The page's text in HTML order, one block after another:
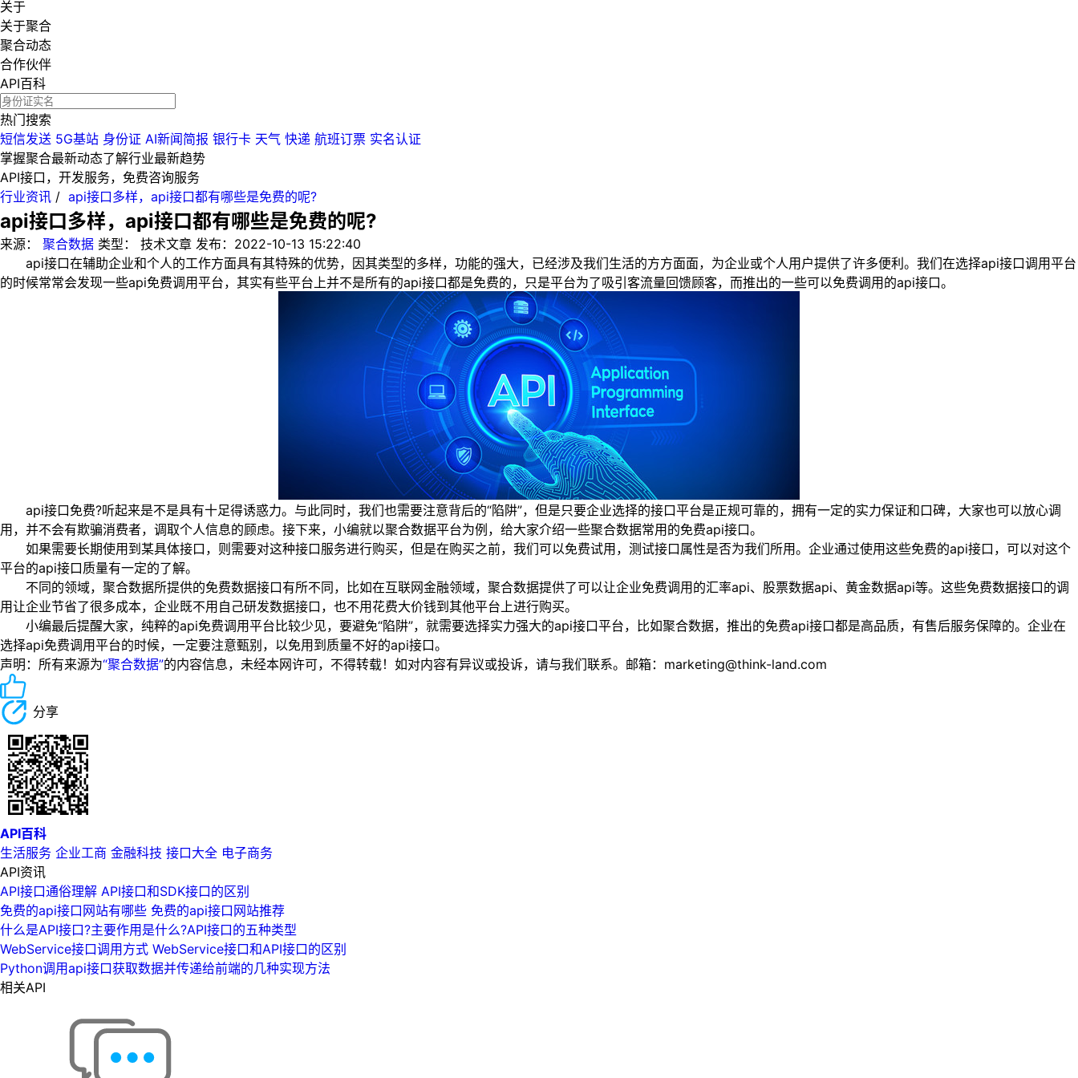
关于
关于聚合
聚合动态
合作伙伴
API百科
热门搜索
短信发送 5G基站 身份证 AI新闻简报 银行卡 天气 快递 航班订票 实名认证
掌握聚合最新动态了解行业最新趋势
API接口，开发服务，免费咨询服务
行业资讯 / api接口多样，api接口都有哪些是免费的呢?
api接口多样，api接口都有哪些是免费的呢?
来源： 聚合数据 类型： 技术文章 发布： 2022-10-13 15:22:40
api接口在辅助企业和个人的工作方面具有其特殊的优势，因其类型的多样，功能的强大，已经涉及我们生活的方方面面，为企业或个人用户提供了许多便利。我们在选择api接口调用平台
的时候常常会发现一些api免费调用平台，其实有些平台上并不是所有的api接口都是免费的，只是平台为了吸引客流量回馈顾客，而推出的一些可以免费调用的api接口。
api接口免费?听起来是不是具有十足得诱惑力。与此同时，我们也需要注意背后的“陷阱”，但是只要企业选择的接口平台是正规可靠的，拥有一定的实力保证和口碑，大家也可以放心调
用，并不会有欺骗消费者，调取个人信息的顾虑。接下来，小编就以聚合数据平台为例，给大家介绍一些聚合数据常用的免费api接口。
如果需要长期使用到某具体接口，则需要对这种接口服务进行购买，但是在购买之前，我们可以免费试用，测试接口属性是否为我们所用。企业通过使用这些免费的api接口，可以对这个
平台的api接口质量有一定的了解。
不同的领域，聚合数据所提供的免费数据接口有所不同，比如在互联网金融领域，聚合数据提供了可以让企业免费调用的汇率api、股票数据api、黄金数据api等。这些免费数据接口的调
用让企业节省了很多成本，企业既不用自己研发数据接口，也不用花费大价钱到其他平台上进行购买。
小编最后提醒大家，纯粹的api免费调用平台比较少见，要避免“陷阱”，就需要选择实力强大的api接口平台，比如聚合数据，推出的免费api接口都是高品质，有售后服务保障的。企业在
选择api免费调用平台的时候，一定要注意甄别，以免用到质量不好的api接口。
声明：所有来源为“聚合数据”的内容信息，未经本网许可，不得转载！如对内容有异议或投诉，请与我们联系。邮箱：marketing@think-land.com
分享
API百科
生活服务 企业工商 金融科技 接口大全 电子商务
API资讯
API接口通俗理解 API接口和SDK接口的区别
免费的api接口网站有哪些 免费的api接口网站推荐
什么是API接口?主要作用是什么?API接口的五种类型
WebService接口调用方式 WebService接口和API接口的区别
Python调用api接口获取数据并传递给前端的几种实现方法
相关API